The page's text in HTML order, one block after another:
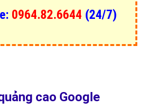
0964.82.6644 (24/7)
cao Google